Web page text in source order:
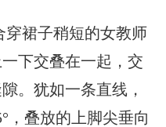
穿裙子稍短的女教师
下交叠在一起，交
。犹如一条直线，
，叠放的上脚尖垂向